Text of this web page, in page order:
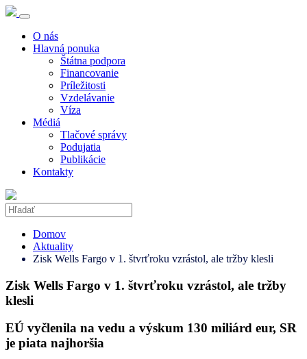
O nás
Hlavná ponuka
Štátna podpora
Financovanie
Príležitosti
Vzdelávanie
Víza
Médiá
Tlačové správy
Podujatia
Publikácie
Kontakty
Domov
Aktuality
Zisk Wells Fargo v 1. štvrťroku vzrástol, ale tržby klesli
Zisk Wells Fargo v 1. štvrťroku vzrástol, ale tržby
klesli
EÚ vyčlenila na vedu a výskum 130 miliárd eur, SR
je piata najhoršia